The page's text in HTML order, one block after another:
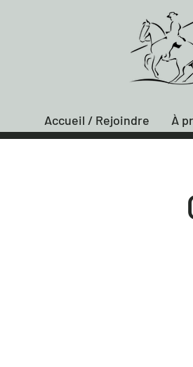
Accueil / Rejoindre À